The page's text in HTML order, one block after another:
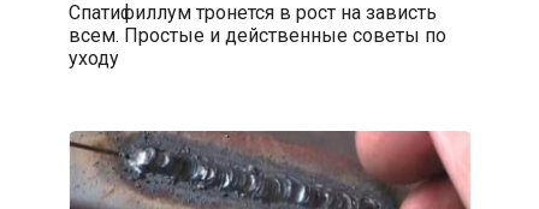
Спатифиллум тронется в рост на зависть
всем. Простые и действенные советы по
уходу